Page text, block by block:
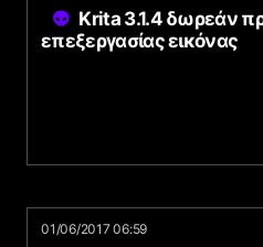
Krita 3.1.4 δωρεάν
επεξεργασίας εικόνας
01/06/2017 06:59